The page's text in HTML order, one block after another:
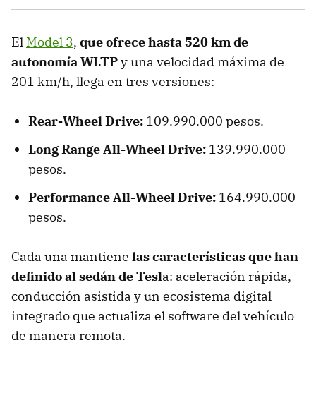
El Model 3, que ofrece hasta 520 km de
autonomía WLTPy una velocidad máxima de
201 km/h, llega en tres versiones:
Rear-Wheel Drive: 109.990.000 pesos.
Long Range All-Wheel Drive: 139.990.000
pesos.
Performance All-Wheel Drive: 164.990.000
pesos.
Cada una mantiene las características que han
definido al sedán de Tesla: aceleración rápida,
conducción asistida y un ecosistema digital
integrado que actualiza el software del vehículo
de manera remota.